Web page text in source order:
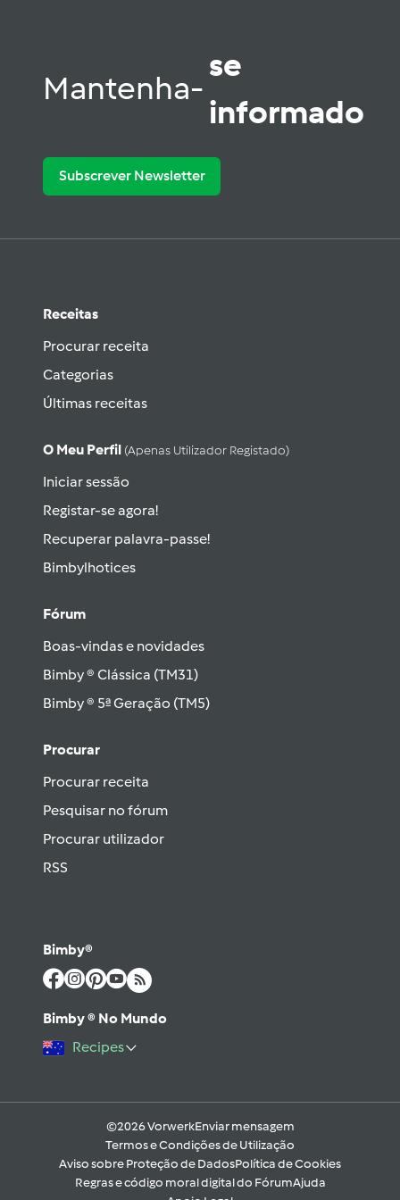
Mantenha-
se
informado
Subscrever Newsletter
Receitas
Procurar receita
Categorias
Últimas receitas
O Meu Perfil (apenas Utilizador Registado)
Iniciar sessão
Registar-se agora!
Recuperar palavra-passe!
Bimbylhotices
Fórum
Boas-vindas e novidades
Bimby ® Clássica (TM31)
Bimby ® 5ª Geração (TM5)
Procurar
Procurar receita
Pesquisar no fórum
Procurar utilizador
RSS
Bimby®
Bimby ® No Mundo
Recipes
©2026 VorwerkEnviar mensagem
Termos e Condições de Utilização
Aviso sobre Proteção de DadosPolítica de Cookies
Regras e código moral digital do FórumAjuda